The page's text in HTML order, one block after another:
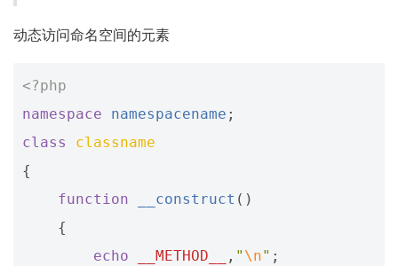
动态访问命名空间的元素
<?php
namespace
namespacename ;
class
classname
{
function
__construct ()
{
echo
__METHOD__ , " \n" ;